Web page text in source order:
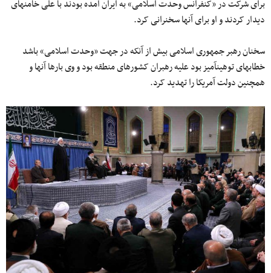
برای شرکت در «کنفرانس وحدت اسلامی» به ایران آمده بودند با علی خامنه‎ای
دیدار کردند و او برای آنها سخنرانی کرد.
سخنان رهبر جمهوری اسلامی بیش از آنکه در جهت «وحدت اسلامی» باشد
خطابه‎ای توهین‎آمیز بود علیه رهبران کشورهای منطقه بود و وی بارها آنها و
همچنین دولت آمریکا را تهدید کرد.